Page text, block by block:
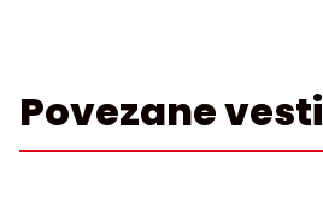
Povezane vesti